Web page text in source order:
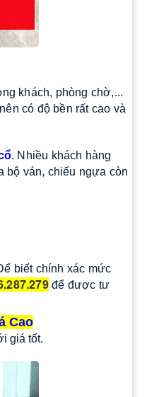
khách, phòng chờ,...
có độ bền rất cao và
. Nhiều khách hàng
bộ ván, chiếu ngựa còn
biết chính xác mức
để được tư
Cao
giá tốt.